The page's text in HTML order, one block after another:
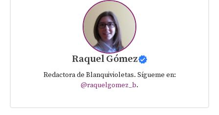
Raquel Gómez
Redactora de Blanquivioletas. Sígueme en:
@raquelgomez_b.